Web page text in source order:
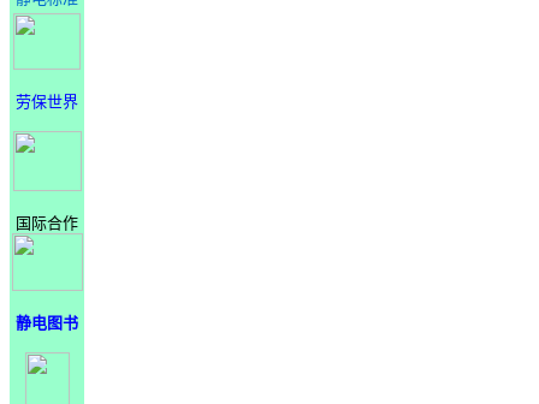
劳保世界
国际合作
静电图书